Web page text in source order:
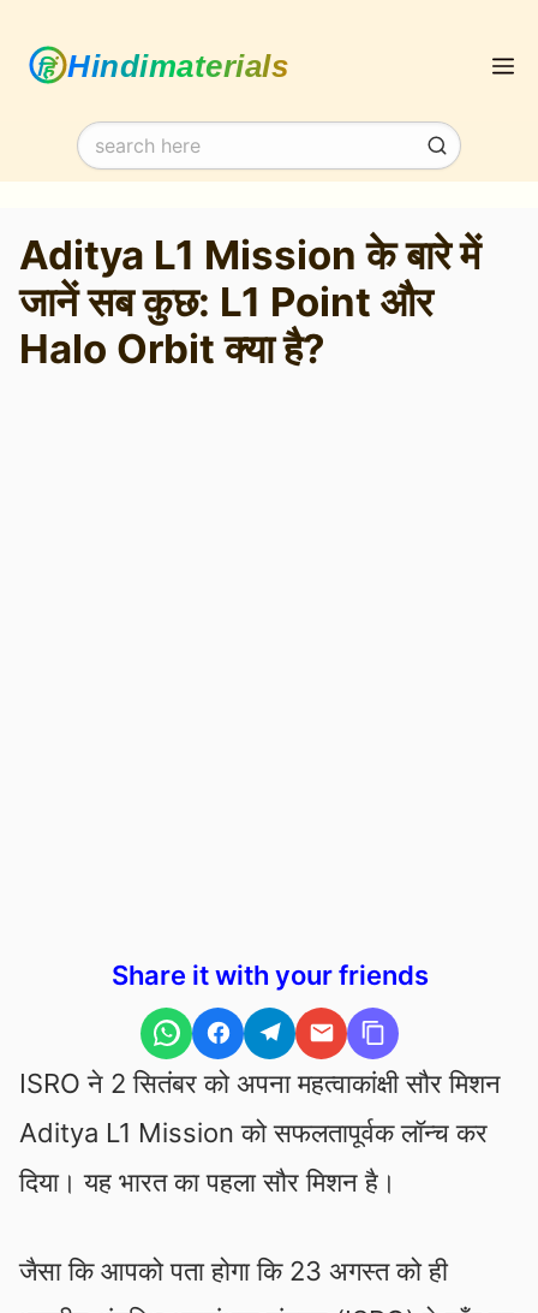
content
Aditya L1 Mission के बारे में
जानें सब कुछ: L1 Point और
Halo Orbit क्या है?
Share it with your friends
ISRO ने 2 सितंबर को अपना महत्वाकांक्षी सौर मिशन
Aditya L1 Mission को सफलतापूर्वक लॉन्च कर
दिया। यह भारत का पहला सौर मिशन है।
जैसा कि आपको पता होगा कि 23 अगस्त को ही